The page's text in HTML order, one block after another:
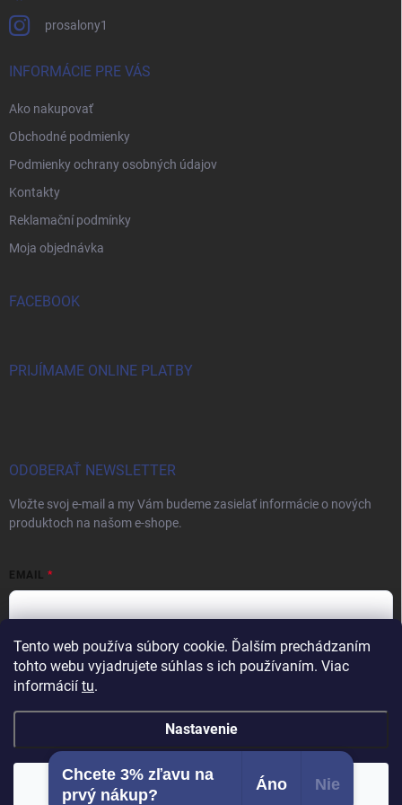
Tento web používa súbory cookie. Ďalším prechádzaním
tohto webu vyjadrujete súhlas s ich používaním. Viac
informácií tu.
Nastavenie
prosalony1
INFORMÁCIE PRE VÁS
Ako nakupovať
Obchodné podmienky
Podmienky ochrany osobných údajov
Kontakty
Reklamační podmínky
Moja objednávka
FACEBOOK
PRIJÍMAME ONLINE PLATBY
ODOBERAŤ NEWSLETTER
Vložte svoj e-mail a my Vám budeme zasielať informácie o nových
produktoch na našom e-shope.
EMAIL
Vložením e-mailu súhlasíte spodmienkami ochrany osobných údajov
Prihlásiť sa
Copyright 2026Vybavenie pre salóny . Všetky práva vyhradené.
Chcete 3% zľavu na
prvý nákup?
Áno Nie